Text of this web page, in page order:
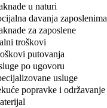
u naturi
davanja zaposlenima
za zaposlene
troškovi
putovanja
po ugovoru
usluge
popravke i